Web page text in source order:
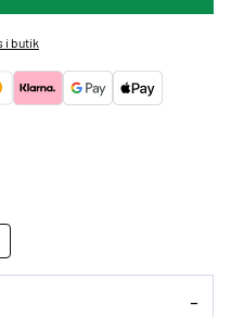
i butik